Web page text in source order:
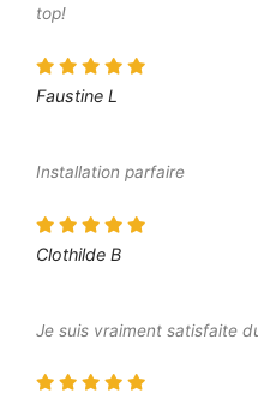
top!
Faustine L
Installation parfaire
Clothilde B
Je suis vraiment satisfaite